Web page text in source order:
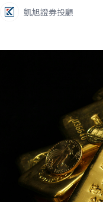
凱旭證券投顧